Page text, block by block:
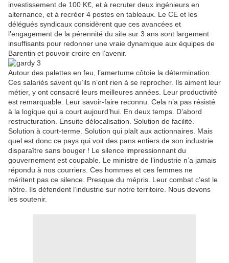
investissement de 100 K€, et à recruter deux ingénieurs en
alternance, et à recréer 4 postes en tableaux. Le CE et les
délégués syndicaux considèrent que ces avancées et
l’engagement de la pérennité du site sur 3 ans sont largement
insuffisants pour redonner une vraie dynamique aux équipes de
Barentin et pouvoir croire en l’avenir.
Autour des palettes en feu, l’amertume côtoie la détermination.
Ces salariés savent qu’ils n’ont rien à se reprocher. Ils aiment leur
métier, y ont consacré leurs meilleures années. Leur productivité
est remarquable. Leur savoir-faire reconnu. Cela n’a pas résisté
à la logique qui a court aujourd’hui. En deux temps. D’abord
restructuration. Ensuite délocalisation. Solution de facilité.
Solution à court-terme. Solution qui plaît aux actionnaires. Mais
quel est donc ce pays qui voit des pans entiers de son industrie
disparaître sans bouger ! Le silence impressionnant du
gouvernement est coupable. Le ministre de l’industrie n’a jamais
répondu à nos courriers. Ces hommes et ces femmes ne
méritent pas ce silence. Presque du mépris. Leur combat c’est le
nôtre. Ils défendent l’industrie sur notre territoire. Nous devons
les soutenir.